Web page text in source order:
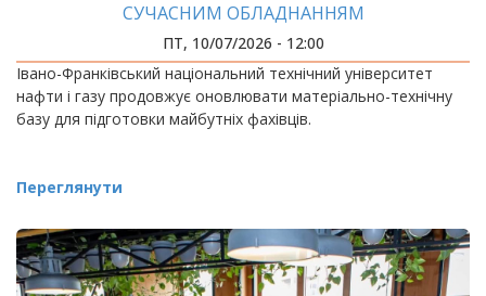
СУЧАСНИМ ОБЛАДНАННЯМ
ПТ, 10/07/2026 - 12:00
Івано-Франківський національний технічний університет
нафти і газу продовжує оновлювати матеріально-технічну
базу для підготовки майбутніх фахівців.
Переглянути